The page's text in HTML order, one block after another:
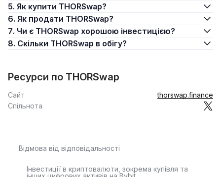
5. Як купити THORSwap?
6. Як продати THORSwap?
7. Чи є THORSwap хорошою інвестицією?
8. Скільки THORSwap в обігу?
Ресурси по THORSwap
Сайт
thorswap.finance
Спільнота
Відмова від відповідальності
Інвестиції в криптовалюти, зокрема купівля та